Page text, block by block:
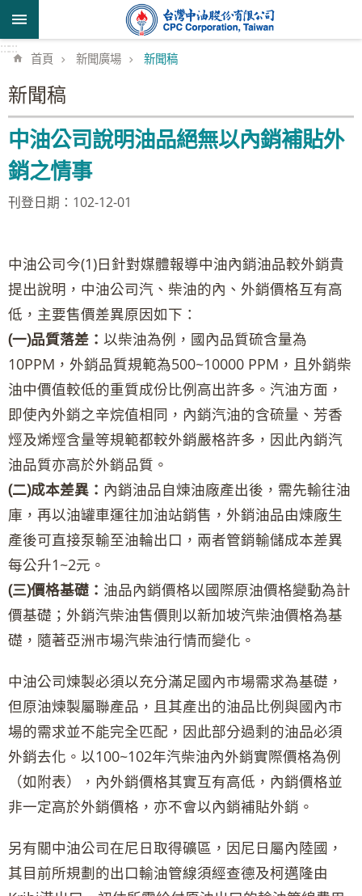
跳到主要內容區塊
::::::
首頁 新聞廣場 新聞稿
新聞稿
中油公司說明油品絕無以內銷補貼外
銷之情事
刊登日期：102-12-01
中油公司今(1)日針對媒體報導中油內銷油品較外銷貴
提出說明，中油公司汽、柴油的內、外銷價格互有高
低，主要售價差異原因如下：
(一)品質落差： 以柴油為例，國內品質硫含量為
10PPM，外銷品質規範為500~10000 PPM，且外銷柴
油中價值較低的重質成份比例高出許多。汽油方面，
即使內外銷之辛烷值相同，內銷汽油的含硫量、芳香
烴及烯烴含量等規範都較外銷嚴格許多，因此內銷汽
油品質亦高於外銷品質。
(二)成本差異： 內銷油品自煉油廠產出後，需先輸往油
庫，再以油罐車運往加油站銷售，外銷油品由煉廠生
產後可直接泵輸至油輪出口，兩者管銷輸儲成本差異
每公升1~2元。
(三)價格基礎： 油品內銷價格以國際原油價格變動為計
價基礎；外銷汽柴油售價則以新加坡汽柴油價格為基
礎，隨著亞洲市場汽柴油行情而變化。
中油公司煉製必須以充分滿足國內市場需求為基礎，
但原油煉製屬聯產品，且其產出的油品比例與國內市
場的需求並不能完全匹配，因此部分過剩的油品必須
外銷去化。以100~102年汽柴油內外銷實際價格為例
（如附表），內外銷價格其實互有高低，內銷價格並
非一定高於外銷價格，亦不會以內銷補貼外銷。
另有關中油公司在尼日取得礦區，因尼日屬內陸國，
其目前所規劃的出口輸油管線須經查德及柯邁隆由